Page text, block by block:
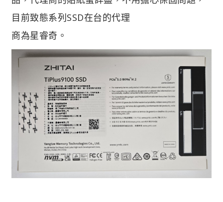
目前致態系列SSD在台的代理
商為星睿奇。